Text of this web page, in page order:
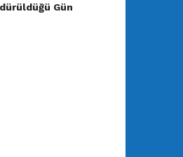
Gün